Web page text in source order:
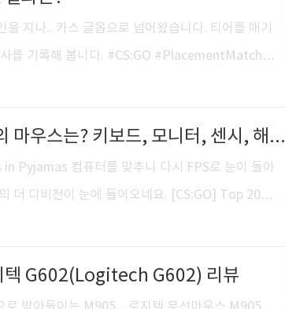
곳으로 이동이 가능하며, 일대일 대화를 나눌 수
용 가능. ▒ 용어 IRC 서버: 웹채..
지나.. 카스 글옵으로 넘어왔습니다. 티어를 매기
를 기록해 봅니다. #CS:GO #PlacementMatche
- Win 4 - Win 5 - Win 6 - Draw 7 - Win 8 - Draw
Stay Alive" by kERTIZ [CS:GO] 카스:글
, 해상도..
[CS:GO] 카스:글옵 프로게이머들의 마우스는? 키보드, 모니터, 센시, 해상도 리스트
Pyjamas 컴퓨터를 맞추니 다시 FPS로 눈이 돌아
더 디비전이 눈에 들어오네요. [CS:GO] Top 20 H
IME3.0 요새 글옵 프로선수들은 무슨 마
이에 좋은 자료가 있어 소개합니다. 마우스, 마우스
모니터 해상도/주사율 등 많은 정보를 담아놓았습
텍 G602(Logitech G602) 리뷰